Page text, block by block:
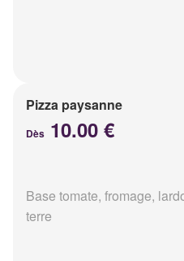
Pizza paysanne
Dès 10.00 €
Base tomate, fromage,
terre